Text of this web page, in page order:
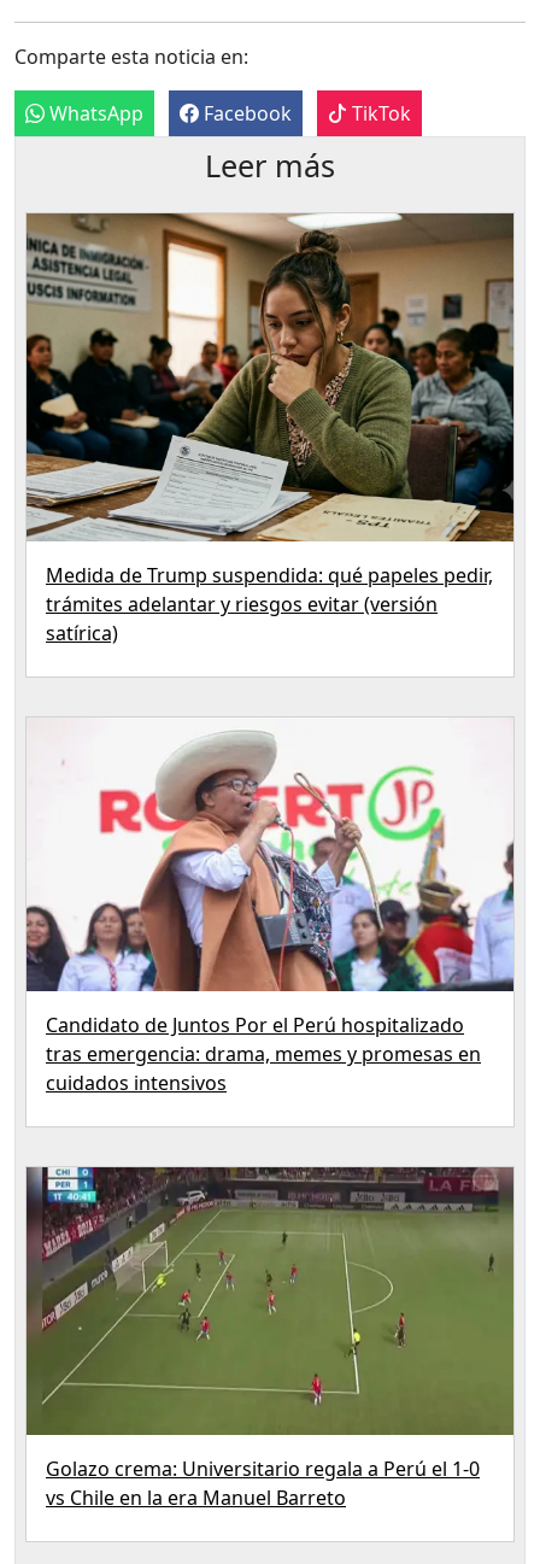
Comparte esta noticia en:
WhatsApp Facebook TikTok
Leer más
Medida de Trump suspendida: qué papeles pedir,
trámites adelantar y riesgos evitar (versión
satírica)
Candidato de Juntos Por el Perú hospitalizado
tras emergencia: drama, memes y promesas en
cuidados intensivos
Golazo crema: Universitario regala a Perú el 1-0
vs Chile en la era Manuel Barreto